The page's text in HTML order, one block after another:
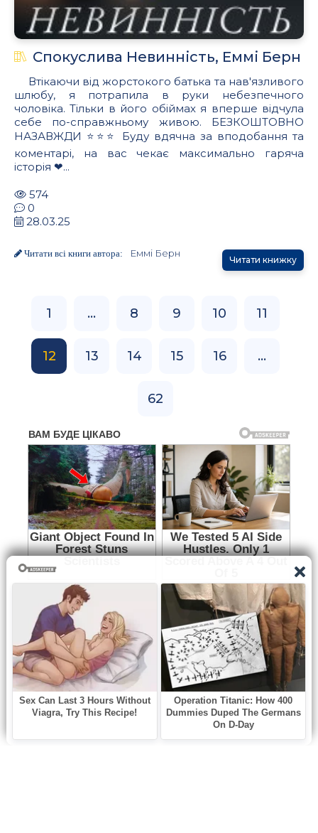
Спокуслива Невинність, Еммі Берн
Втікаючи від жорстокого батька та нав'язливого
шлюбу, я потрапила в руки небезпечного
чоловіка. Тільки в його обіймах я вперше відчула
себе по-справжньому живою. БЕЗКОШТОВНО
НАЗАВЖДИ ⭐⭐⭐ Буду вдячна за вподобання та
коментарі, на вас чекає максимально гаряча
історія ❤...
574
0
28.03.25
Читати всі книги автора: Еммі Берн
Читати книжку
1 ... 8 9 10 11
12 13 14 15 16 ...
62